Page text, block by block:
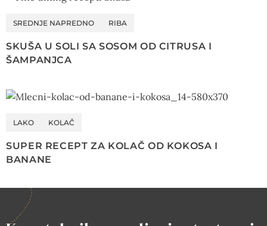
SREDNJE NAPREDNO RIBA
SKUŠA U SOLI SA SOSOM OD CITRUSA I
ŠAMPANJCA
LAKO KOLAČ
SUPER RECEPT ZA KOLAČ OD KOKOSA I
BANANE